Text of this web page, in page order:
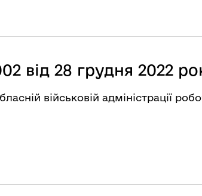
від 28 грудня 2022
військовій адміністрації